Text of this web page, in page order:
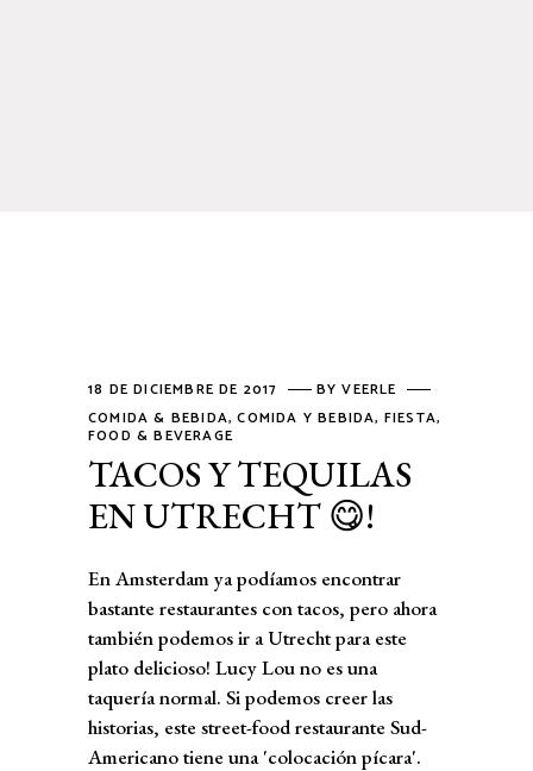
18 DE DICIEMBRE DE 2017 BYVEERLE
COMIDA & BEBIDA,COMIDA Y BEBIDA, FIESTA,
FOOD & BEVERAGE
TACOS Y TEQUILAS
EN UTRECHT 😋!
En Amsterdam ya podíamos encontrar
bastante restaurantes con tacos, pero ahora
también podemos ir a Utrecht para este
plato delicioso! Lucy Lou no es una
taquería normal. Si podemos creer las
historias, este street-food restaurante Sud-
Americano tiene una 'colocación pícara'.